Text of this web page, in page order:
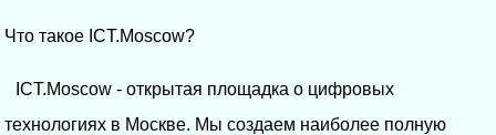
Что такое ICT.Moscow?
ICT.Moscow - открытая площадка о цифровых
технологиях в Москве. Мы создаем наиболее полную